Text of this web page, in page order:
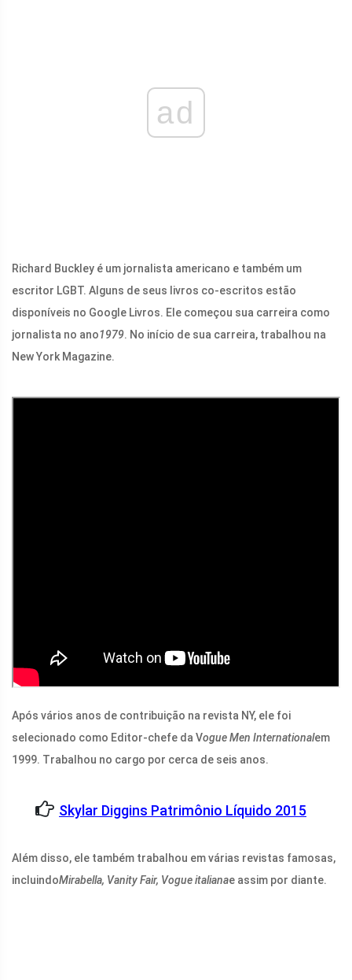
ad
Richard Buckley é um jornalista americano e também um
escritor LGBT. Alguns de seus livros co-escritos estão
disponíveis no Google Livros. Ele começou sua carreira como
jornalista no ano1979. No início de sua carreira, trabalhou na
New York Magazine.
Após vários anos de contribuição na revista NY, ele foi
selecionado como Editor-chefe da Vogue Men Internationalem
1999. Trabalhou no cargo por cerca de seis anos.
Skylar Diggins Patrimônio Líquido 2015
Além disso, ele também trabalhou em várias revistas famosas,
incluindoMirabella, Vanity Fair, Vogue italianae assim por diante.